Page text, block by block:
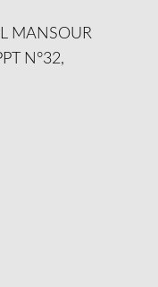
MANSOUR
N°32,